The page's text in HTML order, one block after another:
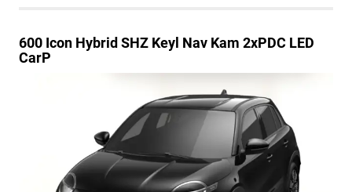
600 Icon Hybrid SHZ Keyl Nav Kam 2xPDC LED
CarP